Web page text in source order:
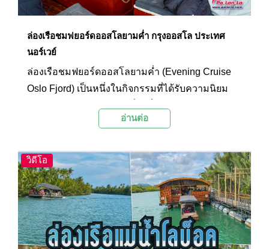
ล่องเรือชมฟยอร์ดออสโลยามค่ำ กรุงออสโล ประเทศ
นอร์เวย์
ล่องเรือชมฟยอร์ดออสโลยามค่ำ (Evening Cruise
Oslo Fjord) เป็นหนึ่งในกิจกรรมที่ได้รับความนิยม
ออสโล ประเทศนอร์เวย์ การได้ล่องเรือชมความงาม
ระยับของอาคารและสะพานต่างๆ เป็นประสบการณ์
ที่จะสร้างความทรงจำแสนประทับใจ
อ่านต่อ
วิดีโอ